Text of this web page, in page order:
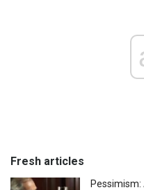
Fresh articles